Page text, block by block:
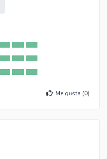
Me gusta (0)